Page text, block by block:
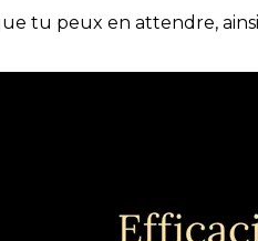
tu peux en attendre,